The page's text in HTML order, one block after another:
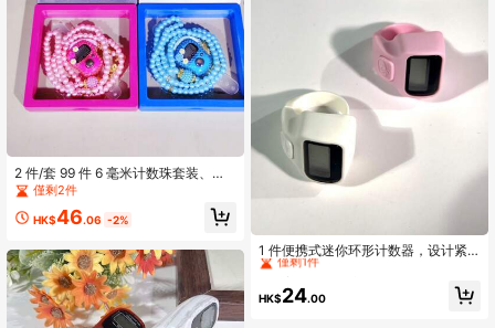
2 件/套 99 件 6 毫米计数珠套装、环
形计数器、手链、盒装计数器、多色
可选（适用于斋月祈祷计数、锻炼计
数、学习计数等）
僅剩2件
HK$46.06 -2%
1 件便携式迷你环形计数器，设计紧
凑优雅，适用于编织、祈祷（Tasbi
僅剩1件
High Repeat Customers
僅剩1件
High Repeat Customers
僅剩1件
High Repeat Customers
HK$24.00